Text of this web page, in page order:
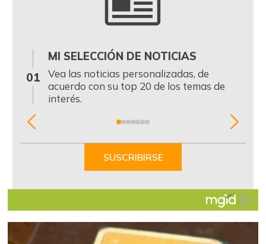
01
MI SELECCIÓN DE NOTICIAS
Vea las noticias personalizadas, de
acuerdo con su top 20 de los temas de
interés.
Item
SUSCRIBIRSE